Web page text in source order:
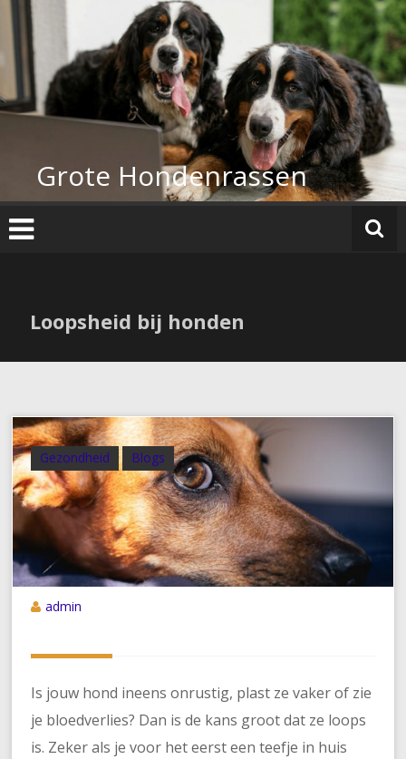
Ga
naar
de
inhoud
Grote Hondenrassen
Loopsheid bij honden
Gezondheid Blogs
admin
Is jouw hond ineens onrustig, plast ze vaker of zie
je bloedverlies? Dan is de kans groot dat ze loops
is. Zeker als je voor het eerst een teefje in huis